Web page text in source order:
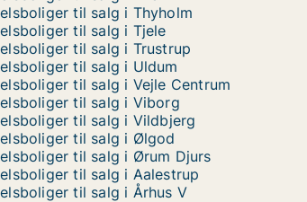
til salg i Thyholm
til salg i Tjele
til salg i Trustrup
til salg i Uldum
til salg i Vejle Centrum
til salg i Viborg
til salg i Vildbjerg
til salg i Ølgod
til salg i Ørum Djurs
til salg i Aalestrup
til salg i Århus V